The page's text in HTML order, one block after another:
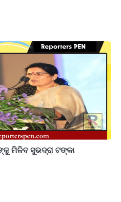
ମିଳିବ ସୁଭଦ୍ରା ଟଙ୍କା